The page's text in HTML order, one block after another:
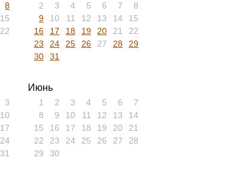
8
15
22
2
3 4 5 6 7
8
9
10 11 12 13 14
15
16
17 18 19 20 21
22
23
24 25 26 27 28
29
30
31
3
10
17
24
31
Июнь
1 2 3 4 5 6
7
8
9 10 11 12 13
14
15
16 17 18 19 20
21
22
23 24 25 26 27
28
29
30